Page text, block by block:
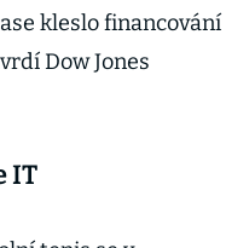
kleslo financování
Dow Jones
IT